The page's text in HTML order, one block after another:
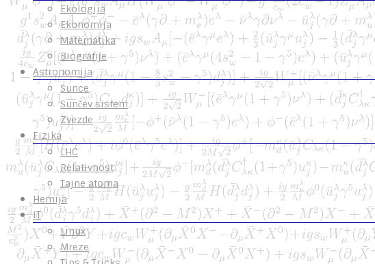
Ekologija
Ekonomija
Matematika
Biografije
Astronomija
Sunce
Sunčev sistem
Zvezde
Fizika
LHC
Relativnost
Tajne atoma
Hemija
IT
Linux
Mreze